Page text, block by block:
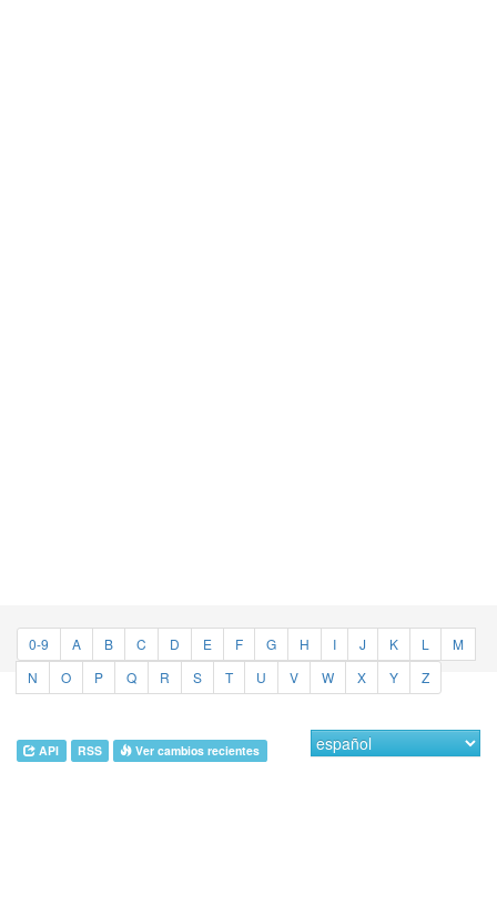
0-9 A B C D E F G H I J K L
M
N
O P Q R S T U V W X Y Z
API RSS Ver cambios recientes